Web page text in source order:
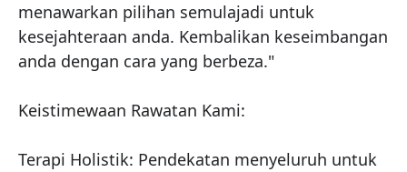
menawarkan pilihan semulajadi untuk
kesejahteraan anda. Kembalikan keseimbangan
anda dengan cara yang berbeza."
Keistimewaan Rawatan Kami:
Terapi Holistik: Pendekatan menyeluruh untuk